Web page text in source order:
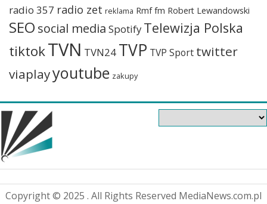
radio 357 radio zet reklama Rmf fm Robert Lewandowski
SEO social media Spotify Telewizja Polska
tiktokTVN TVN24 TVP TVP Sport twitter
viaplayyoutube zakupy
Copyright © 2025 . All Rights Reserved MediaNews.com.pl